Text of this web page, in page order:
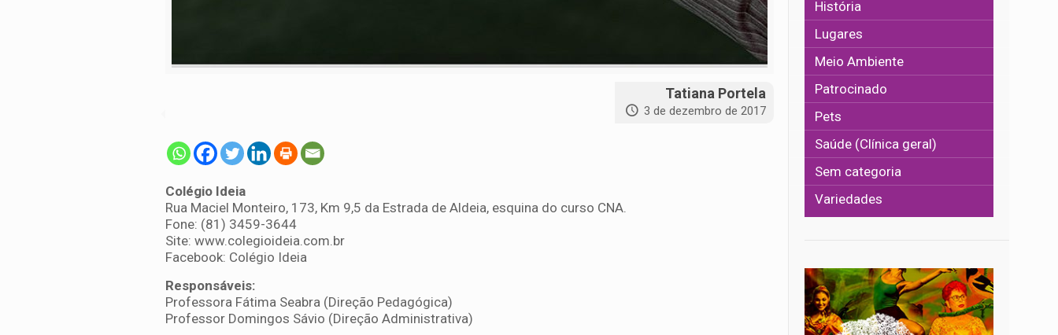
Tatiana Portela
3 de dezembro de 2017
Colégio Ideia
Rua Maciel Monteiro, 173, Km 9,5 da Estrada de Aldeia, esquina do curso CNA.
Fone: (81) 3459-3644
Site: www.colegioideia.com.br
Facebook: Colégio Ideia
Responsáveis:
Professora Fátima Seabra (Direção Pedagógica)
Professor Domingos Sávio (Direção Administrativa)
História
Lugares
Meio Ambiente
Patrocinado
Pets
Saúde (Clínica geral)
Sem categoria
Variedades